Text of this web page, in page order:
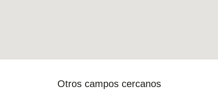
Otros campos cercanos